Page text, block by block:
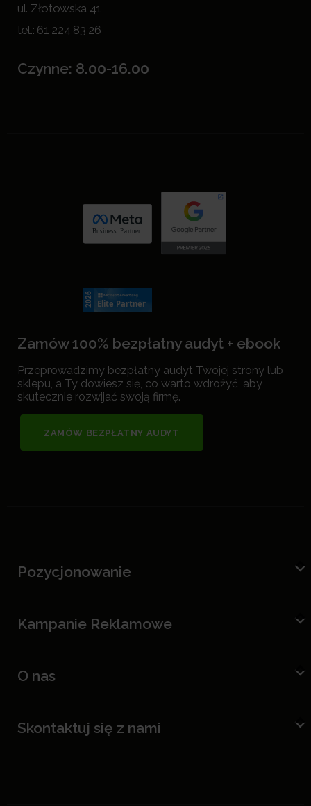
ul. Złotowska 41
tel.: 61 224 83 26
Czynne: 8.00-16.00
Zamów 100% bezpłatny audyt + ebook
Przeprowadzimy bezpłatny audyt Twojej strony lub
sklepu, a Ty dowiesz się, co warto wdrożyć, aby
skutecznie rozwijać swoją firmę.
ZAMÓW BEZPŁATNY AUDYT
Pozycjonowanie
Kampanie Reklamowe
O nas
Skontaktuj się z nami